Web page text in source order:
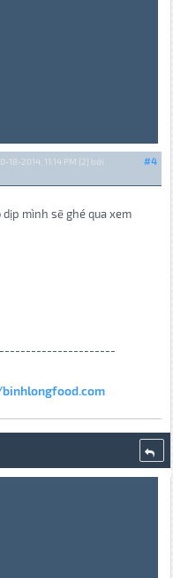
#4
18-2014, 11:14 PM {2} bởi
dịp mình sẽ ghé qua xem